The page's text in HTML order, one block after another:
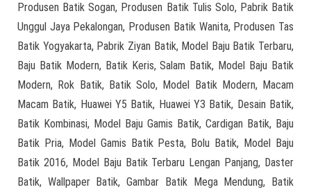
Produsen Batik Sogan, Produsen Batik Tulis Solo, Pabrik Batik
Unggul Jaya Pekalongan, Produsen Batik Wanita, Produsen Tas
Batik Yogyakarta, Pabrik Ziyan Batik, Model Baju Batik Terbaru,
Baju Batik Modern, Batik Keris, Salam Batik, Model Baju Batik
Modern, Rok Batik, Batik Solo, Model Batik Modern, Macam
Macam Batik, Huawei Y5 Batik, Huawei Y3 Batik, Desain Batik,
Batik Kombinasi, Model Baju Gamis Batik, Cardigan Batik, Baju
Batik Pria, Model Gamis Batik Pesta, Bolu Batik, Model Baju
Batik 2016, Model Baju Batik Terbaru Lengan Panjang, Daster
Batik, Wallpaper Batik, Gambar Batik Mega Mendung, Batik